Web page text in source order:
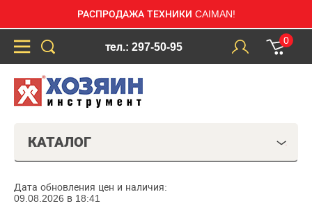
РАСПРОДАЖА ТЕХНИКИ CAIMAN!
тел.: 297-50-95
0
КАТАЛОГ
Дата обновления цен и наличия:
09.08.2026 в 18:41